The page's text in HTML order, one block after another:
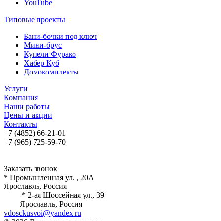
YouTube
Типовые проекты
Бани-бочки под ключ
Мини-брус
Купели Фурако
Хабер Куб
Домокомплекты
Услуги
Компания
Наши работы
Цены и акции
Контакты
+7 (4852) 66-21-01
+7 (965) 725-59-70
Заказать звонок
* Промышленная ул. , 20А
Ярославль, Россия
* 2-ая Шоссейная ул., 39
Ярославль, Россия
vdosckusvoi@yandex.ru